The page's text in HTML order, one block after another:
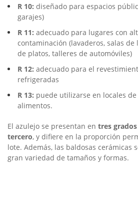
R 10: diseñado para espacios
garajes)
R 11: adecuado para lugares con
contaminación (lavaderos, salas
de platos, talleres de automóviles)
R 12: adecuado para el
refrigeradas
R 13: puede utilizarse en locales
alimentos.
El azulejo se presentan en tres
tercero, y difiere en la proporción
lote. Además, las baldosas cerámicas
gran variedad de tamaños y formas.